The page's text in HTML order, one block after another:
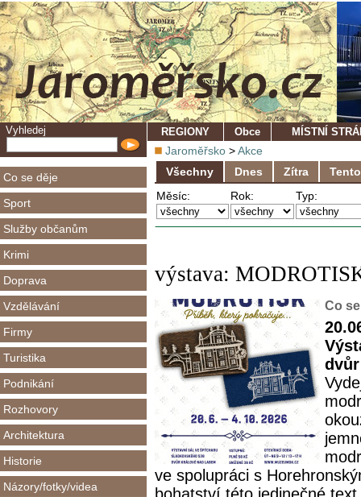
Vyhledej
Co se děje
Sport
Služby občanům
Krimi
Doprava
Vzdělávání
Firmy
Turistika
Podnikání
Rozhovory
Architektura
Historie
Názory/fotky/videa
REGIONY Obce MÍSTNÍ
Jaroměřsko >Akce
Všechny
Dnes Zítra
Měsíc:
Rok: Typ:
výstava:
Co
dvůr
ve spolupráci s